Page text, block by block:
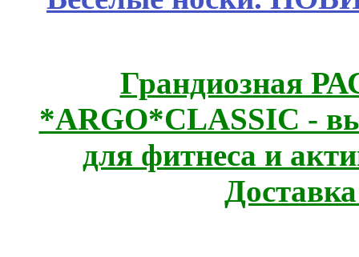
Грандиозная
*ARGO*CLASSIC -
для фитнеса и